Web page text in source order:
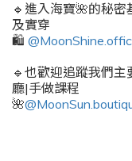
🔹進入海寶🌺的秘
及實穿
🛍️
🔹也歡迎追蹤我們
廳|手做課程
🌺